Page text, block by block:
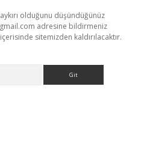
olduğunu düşündüğünüz
adresine bildirmeniz
sitemizden kaldırılacaktır.